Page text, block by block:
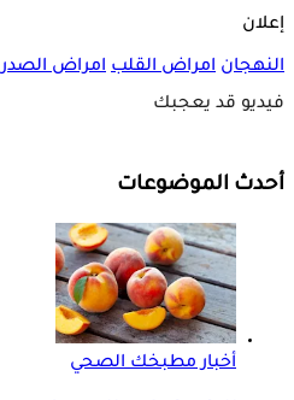
إعلان
النهجان امراض القلب امراض الصدر
فيديو قد يعجبك
أحدث الموضوعات
أخبار مطبخك الصحي